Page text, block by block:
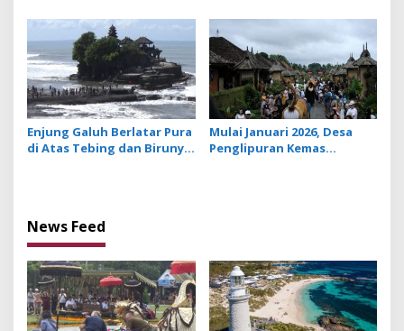
Dewata
Sejarah Kerajaan
Enjung Galuh Berlatar Pura
di Atas Tebing dan Birunya
Mulai Januari 2026, Desa
Penglipuran Kemas
News Feed